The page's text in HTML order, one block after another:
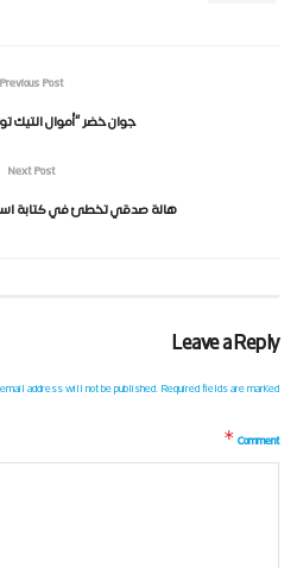
Previous Post
جوان خضر “أموال التيك
Next Post
هالة صدقي تخطئ في كتابة
Leave a Reply
address will not be published.Required fields are marked
Comment
*